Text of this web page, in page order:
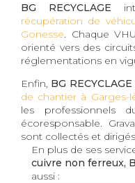
BG RECYCLAGE
récupération de
Gonesse. Chaque
orienté vers des
réglementations en
Enfin, BG RECYCLAGE
de chantier à Garges-
les professionnels
écoresponsable.
sont collectés et
En plus de ses
cuivre non ferreux,
aussi :